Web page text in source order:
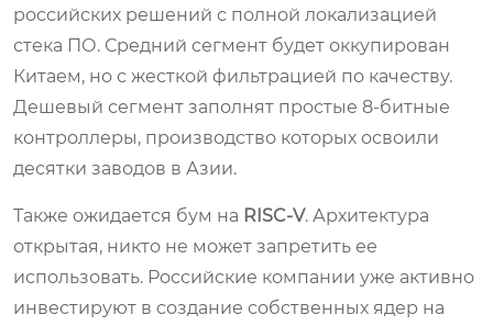
российских решений с полной локализацией
стека ПО. Средний сегмент будет оккупирован
Китаем, но с жесткой фильтрацией по качеству.
Дешевый сегмент заполнят простые 8-битные
контроллеры, производство которых освоили
десятки заводов в Азии.
Также ожидается бум на RISC-V. Архитектура
открытая, никто не может запретить ее
использовать. Российские компании уже активно
инвестируют в создание собственных ядер на